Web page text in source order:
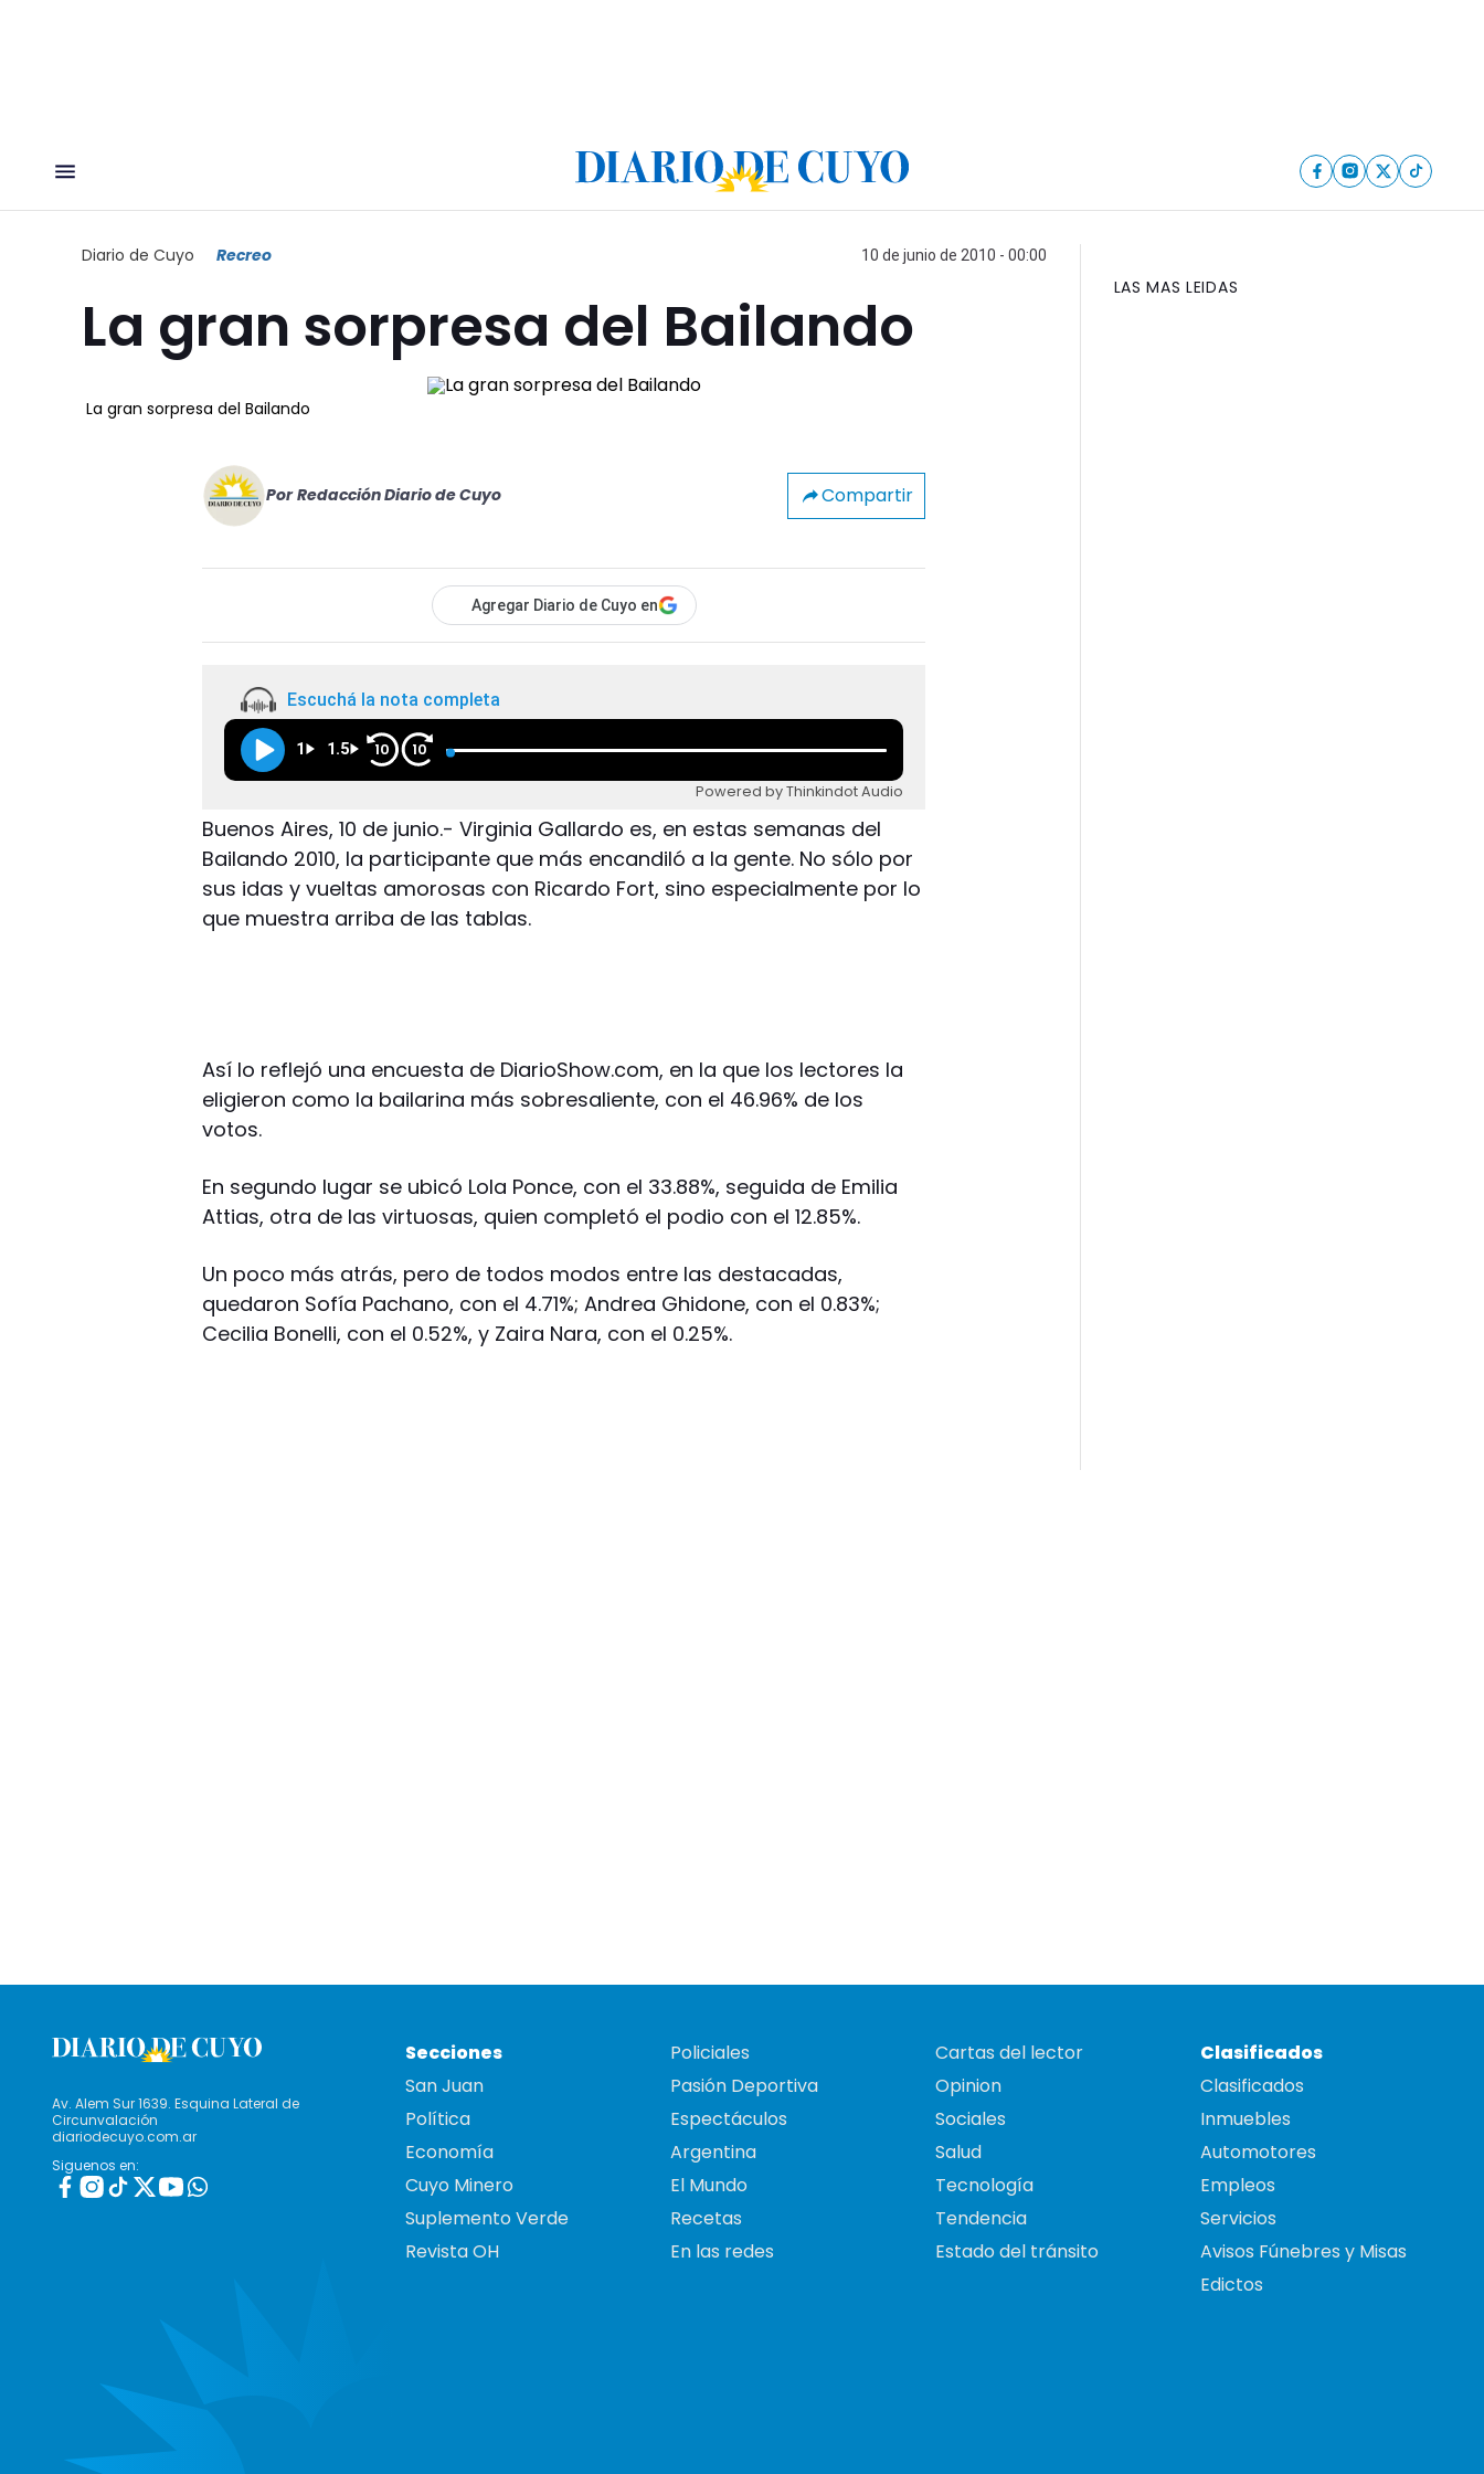
Diario de Cuyo Recreo 10 de junio de 2010 - 00:00
La gran sorpresa del Bailando
La gran sorpresa del Bailando
Por Redacción Diario de Cuyo Compartir
Agregar Diario de Cuyo en
Escuchá la nota completa
1 1.5 10 10
Powered by Thinkindot Audio
Buenos Aires, 10 de junio.- Virginia Gallardo es, en estas semanas del
Bailando 2010, la participante que más encandiló a la gente. No sólo por
sus idas y vueltas amorosas con Ricardo Fort, sino especialmente por lo
que muestra arriba de las tablas.
Así lo reflejó una encuesta de DiarioShow.com, en la que los lectores la
eligieron como la bailarina más sobresaliente, con el 46.96% de los
votos.
En segundo lugar se ubicó Lola Ponce, con el 33.88%, seguida de Emilia
Attias, otra de las virtuosas, quien completó el podio con el 12.85%.
Un poco más atrás, pero de todos modos entre las destacadas,
quedaron Sofía Pachano, con el 4.71%; Andrea Ghidone, con el 0.83%;
Cecilia Bonelli, con el 0.52%, y Zaira Nara, con el 0.25%.
LAS MAS LEIDAS
Av. Alem Sur 1639. Esquina Lateral de
Circunvalación
diariodecuyo.com.ar
Siguenos en:
Secciones
San Juan
Política
Economía
Cuyo Minero
Suplemento Verde
Revista OH
Policiales
Pasión Deportiva
Espectáculos
Argentina
El Mundo
Recetas
En las redes
Cartas del lector
Opinion
Sociales
Salud
Tecnología
Tendencia
Estado del tránsito
Clasificados
Clasificados
Inmuebles
Automotores
Empleos
Servicios
Avisos Fúnebres y Misas
Edictos